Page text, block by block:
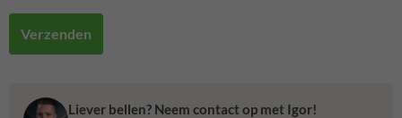
Verzenden
Liever bellen? Neem contact op met Igor!